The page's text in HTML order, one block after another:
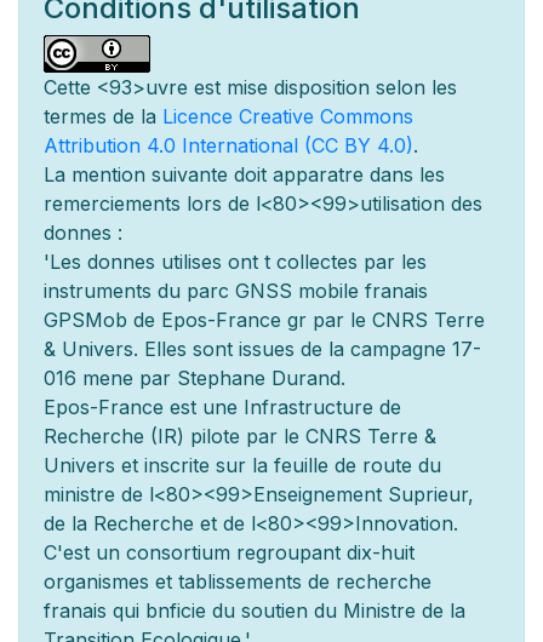
Conditions d'utilisation
Cette <93>uvre est mise disposition selon les
termes de la Licence Creative Commons
Attribution 4.0 International (CC BY 4.0).
La mention suivante doit apparatre dans les
remerciements lors de l<80><99>utilisation des
donnes :
'Les donnes utilises ont t collectes par les
instruments du parc GNSS mobile franais
GPSMob de Epos-France gr par le CNRS Terre
& Univers. Elles sont issues de la campagne 17-
016 mene par Stephane Durand.
Epos-France est une Infrastructure de
Recherche (IR) pilote par le CNRS Terre &
Univers et inscrite sur la feuille de route du
ministre de l<80><99>Enseignement Suprieur,
de la Recherche et de l<80><99>Innovation.
C'est un consortium regroupant dix-huit
organismes et tablissements de recherche
franais qui bnficie du soutien du Ministre de la